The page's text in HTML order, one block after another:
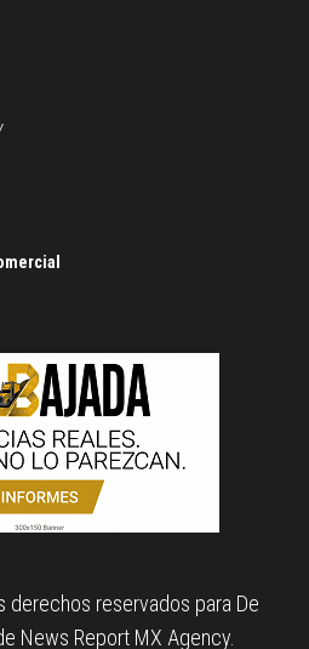
reservados para De
News Report MX Agency.